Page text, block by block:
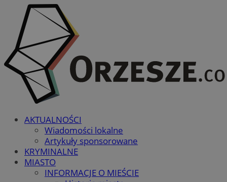
AKTUALNOŚCI
Wiadomości lokalne
Artykuły sponsorowane
KRYMINALNE
MIASTO
INFORMACJE O MIEŚCIE